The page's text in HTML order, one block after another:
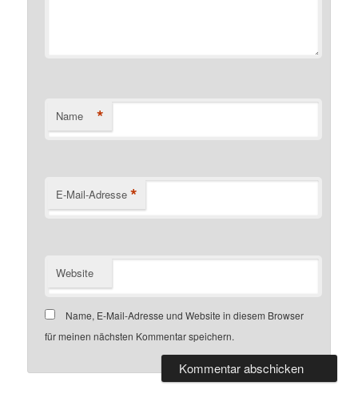
Name *
E-Mail-Adresse *
Website
Name, E-Mail-Adresse und Website in diesem Browser
für meinen nächsten Kommentar speichern.